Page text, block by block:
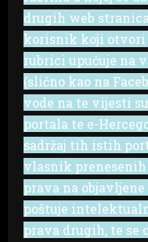
drugih web
korisnik koji otvori
rubrici upućuje na
(slično kao na
vode na te vijesti
portala te e-
sadržaj tih istih
vlasnik
prava na
poštuje
prava drugih, te se